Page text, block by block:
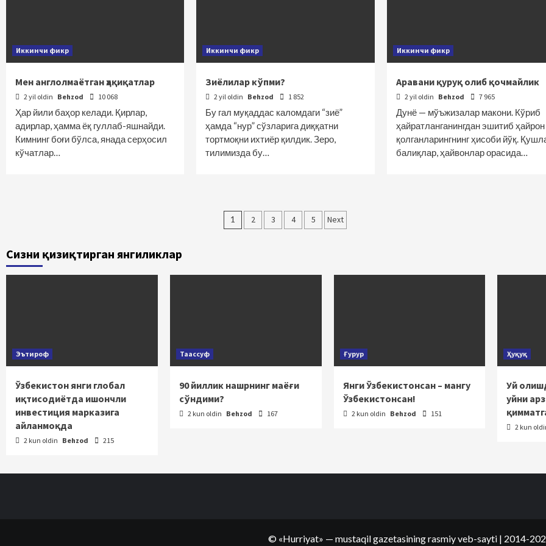
Иккинчи фикр
Мен англолмаётган ҳақиқатлар
2 yil oldin Behzod 10 068
Ҳар йили баҳор келади. Қирлар,
адирлар, ҳамма ёқ гуллаб-яшнайди.
Кимнинг боғи бўлса, янада серҳосил
кўчатлар…
Иккинчи фикр
Зиёлилар кўпми?
2 yil oldin Behzod 1 852
Бу гал муқаддас каломдаги “зиё”
ҳамда “нур” сўзларига диққатни
тортмоқни ихтиёр қилдик. Зеро,
тилимизда бу…
Иккинчи фикр
Аравани қуруқ олиб қочмайлик
2 yil oldin Behzod 7 965
Дунё — мўъжизалар макони. Кўриб
ҳайратланганингдан эшитиб ҳайрон
қолганларингнинг ҳисоби йўқ.
балиқлар, ҳайвонлар орасида…
Maqolalar
1 2 3 4 5 Next
Сизни қизиқтирган янгиликлар
Эътироф
Ўзбекистон янги глобал
иқтисодиётда ишончли
инвестиция марказига
айланмоқда
2 kun oldin Behzod 215
Таассуф
90 йиллик нашрнинг маёғи
сўндими?
2 kun oldin Behzod 167
Ғурур
Янги Ўзбекистонсан – мангу
Ўзбекистонсан!
2 kun oldin Behzod 151
Ҳуқуқ
Уй
уйни
2 kun
© «Hurriyat» — mustaqil gazetasining rasmiy veb-sayti | 2014-